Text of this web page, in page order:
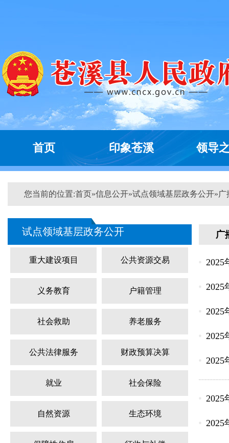
首页 印象苍溪 领导
您当前的位置:首页»信息公开»试点领域基层政务公开»广
试点领域基层政务公开
重大建设项目 公共资源交易
义务教育 户籍管理
社会救助 养老服务
公共法律服务 财政预算决算
就业 社会保险
自然资源 生态环境
广
2025
2025
2025
2025
2025
2025
2025